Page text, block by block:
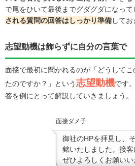
で尾をひいて最後までグダグダになって
される質問の回答はしっかり準備してお
志望動機は飾らずに自分の言葉で
面接で最初に聞かれるのが「どうして
たのですか？」という志望動機です
答を例にとって解説していきましょう。
面接ダメ子
御社のHPを拝見し、
銘いたしました。接客
ぜひよろしくお願いい